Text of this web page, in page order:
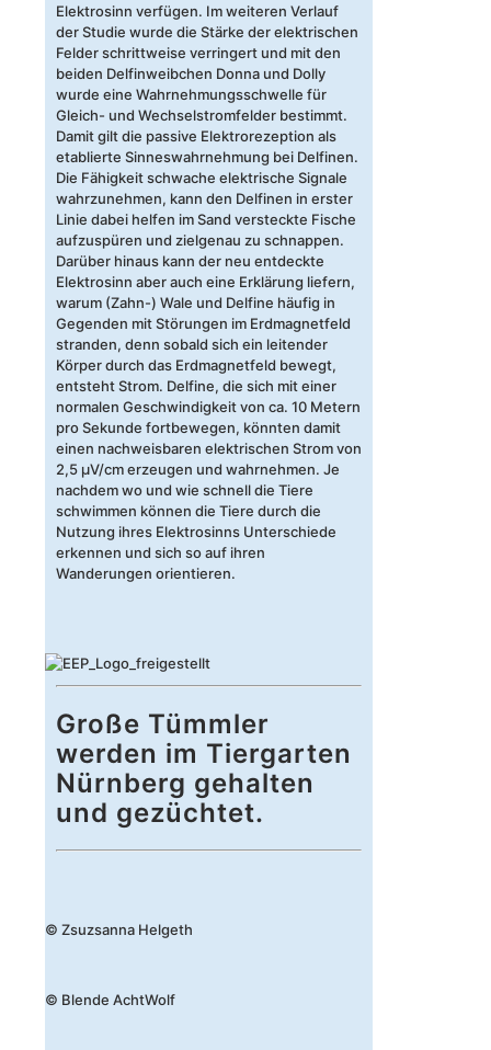
Elektrosinn verfügen. Im weiteren Verlauf
der Studie wurde die Stärke der elektrischen
Felder schrittweise verringert und mit den
beiden Delfinweibchen Donna und Dolly
wurde eine Wahrnehmungsschwelle für
Gleich- und Wechselstromfelder bestimmt.
Damit gilt die passive Elektrorezeption als
etablierte Sinneswahrnehmung bei Delfinen.
Die Fähigkeit schwache elektrische Signale
wahrzunehmen, kann den Delfinen in erster
Linie dabei helfen im Sand versteckte Fische
aufzuspüren und zielgenau zu schnappen.
Darüber hinaus kann der neu entdeckte
Elektrosinn aber auch eine Erklärung liefern,
warum (Zahn-) Wale und Delfine häufig in
Gegenden mit Störungen im Erdmagnetfeld
stranden, denn sobald sich ein leitender
Körper durch das Erdmagnetfeld bewegt,
entsteht Strom. Delfine, die sich mit einer
normalen Geschwindigkeit von ca. 10 Metern
pro Sekunde fortbewegen, könnten damit
einen nachweisbaren elektrischen Strom von
2,5 μV/cm erzeugen und wahrnehmen. Je
nachdem wo und wie schnell die Tiere
schwimmen können die Tiere durch die
Nutzung ihres Elektrosinns Unterschiede
erkennen und sich so auf ihren
Wanderungen orientieren.
Große Tümmler
werden im Tiergarten
Nürnberg gehalten
und gezüchtet.
© Zsuzsanna Helgeth
© Blende AchtWolf